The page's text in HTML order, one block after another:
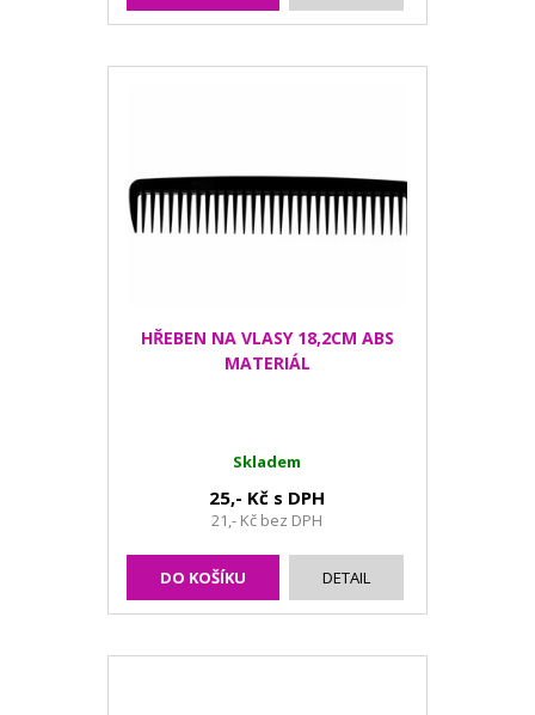
HŘEBEN NA VLASY 18,2CM ABS
MATERIÁL
Skladem
25,- Kč s DPH
21,- Kč bez DPH
DO KOŠÍKU DETAIL